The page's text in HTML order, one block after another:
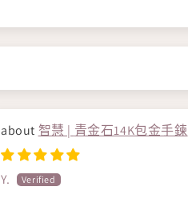
智慧 | 青金石14K包金手鍊
Y.